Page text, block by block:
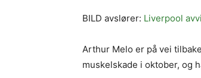
BILD avslører: Liverpool
Arthur Melo er på vei
muskelskade i oktober, og